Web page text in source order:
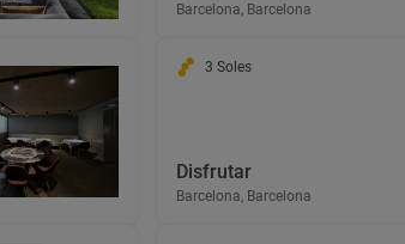
Barcelona, Barcelona
3 Soles
Disfrutar
Barcelona, Barcelona